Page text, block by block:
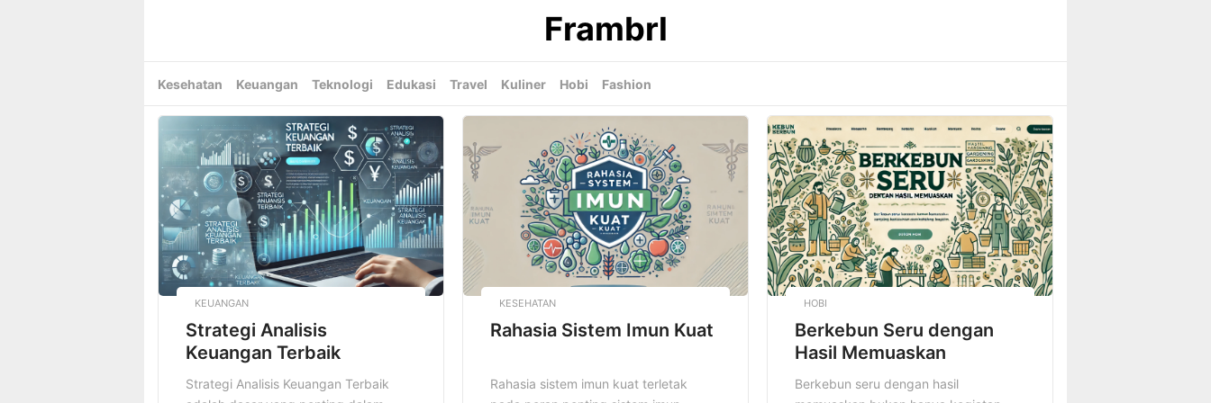
Frambrl
Kesehatan Keuangan Teknologi Edukasi Travel Kuliner Hobi Fashion
KEUANGAN
Strategi Analisis
Keuangan Terbaik
Strategi Analisis Keuangan Terbaik
KESEHATAN
Rahasia Sistem Imun Kuat
Rahasia sistem imun kuat terletak
HOBI
Berkebun Seru dengan
Hasil Memuaskan
Berkebun seru dengan hasil